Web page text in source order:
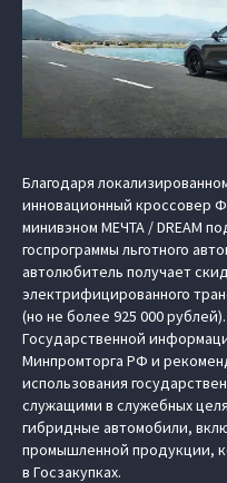
Благодаря
инновационный кроссовер
минивэном МЕЧТА / DREAM
госпрограммы льготного
автолюбитель получает
электрифицированного
(но не более 925 000
Государственной
Минпромторга РФ и
использования
служащими в служебных
гибридные автомобили,
промышленной продукции,
в Госзакупках.